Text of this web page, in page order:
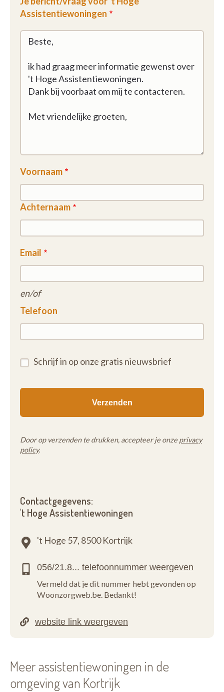
Assistentiewoningen
Voornaam
Achternaam
Email
en/of
Telefoon
Schrijf in op onze gratis nieuwsbrief
Door op verzenden te drukken, accepteer je onze privacy
policy.
Contactgegevens:
't Hoge Assistentiewoningen
't Hoge 57, 8500 Kortrijk
Vermeld dat je dit nummer hebt gevonden op
Woonzorgweb.be. Bedankt!
Meer assistentiewoningen in de
omgeving van Kortrijk